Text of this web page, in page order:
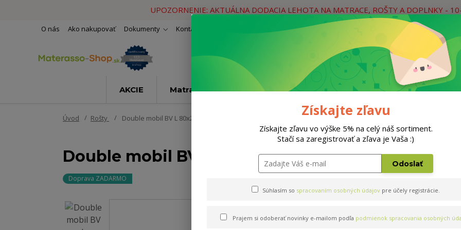
UPOZORNENIE: AKTUÁLNA DODACIA LEHOTA NA MATRACE, ROŠTY A DOPLNKY -
O nás Ako nakupovať Dokumenty Kontakty
Hľadať
Neviete si rady? Zavolajte.
AKCIE Matrace Rošty Doplnky Postele
Úvod Rošty Double mobil BV L 80x200cm
Double mobil BV L 80x200cm
Doprava ZADARMO
Získajte zľavu
Získajte zľavu vo výške 5% na celý náš sortiment.
Stačí sa zaregistrovať a zľava je Vaša :)
Odoslať
Súhlasím so spracovaním osobných údajov pre účely registrácie.
Prajem si odoberať novinky e-mailom podľa podmienok spracovania osobných